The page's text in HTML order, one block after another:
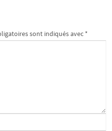
sont indiqués avec *